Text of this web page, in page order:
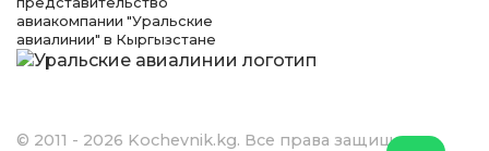
авиакомпании "Уральские
авиалинии" в Кыргызстане
© 2011 - 2026 Kochevnik.kg. Все права защищены.